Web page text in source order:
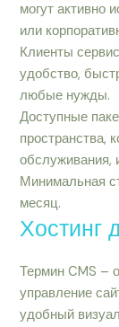
могут активно
или
Клиенты
удобство,
любые нужды.
Доступные
пространства,
обслуживания,
Минимальная
месяц.
Хостинг
Термин CMS –
управление
удобный